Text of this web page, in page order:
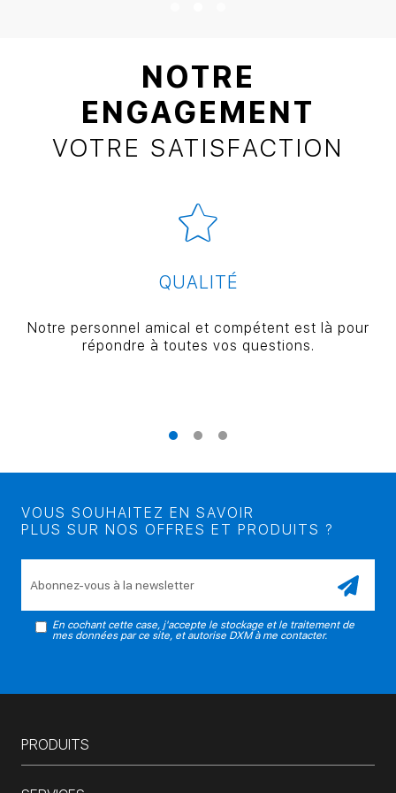
NOTRE
ENGAGEMENT
VOTRE SATISFACTION
QUALITÉ
Notre personnel amical et compétent est là pour
répondre à toutes vos questions.
VOUS SOUHAITEZ EN SAVOIR
PLUS SUR NOS OFFRES ET PRODUITS ?
En cochant cette case, j'accepte le stockage et le traitement de
mes données par ce site, et autorise DXM à me contacter.
PRODUITS